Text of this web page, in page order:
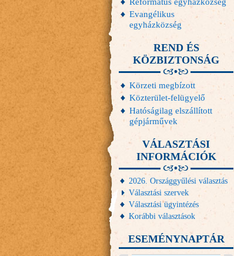
Evangélikus
egyházközség
REND ÉS
KÖZBIZTONSÁG
Körzeti megbízott
Közterület-felügyelő
Hatóságilag elszállított
gépjárművek
VÁLASZTÁSI
INFORMÁCIÓK
2026. Országgyűlési választás
Választási szervek
Választási ügyintézés
Korábbi választások
ESEMÉNYNAPTÁR